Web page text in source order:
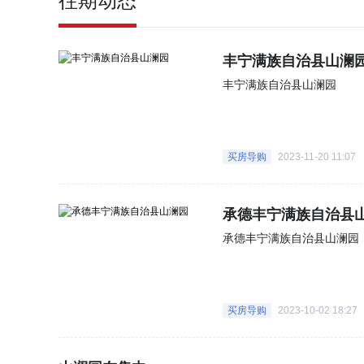
丰宁满族自治县山澜
丰宁满族自治县山澜园
买房导购 2023-11-20 11:07
承德丰宁满族自治县
承德丰宁满族自治县山澜园
买房导购 2023-10-02 18:27